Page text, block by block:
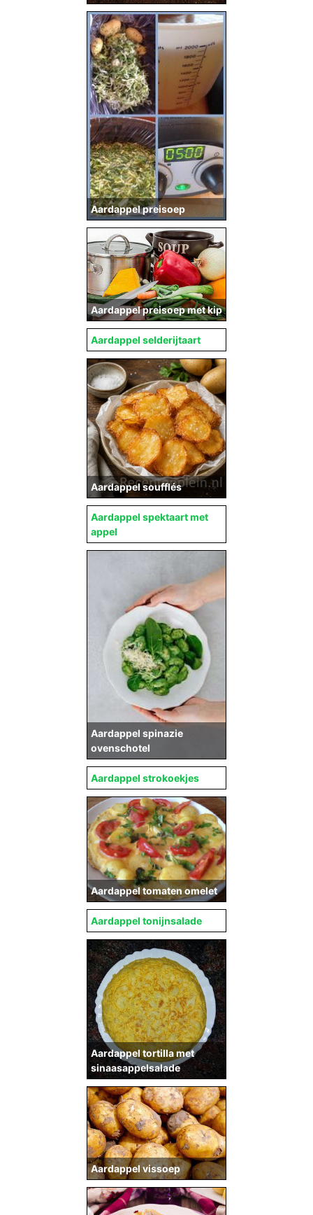
Aardappel preisoep
Aardappel preisoep met kip
Aardappel selderijtaart
Aardappel soufflés
Aardappel spektaart met
appel
Aardappel spinazie
ovenschotel
Aardappel strokoekjes
Aardappel tomaten omelet
Aardappel tonijnsalade
Aardappel tortilla met
sinaasappelsalade
Aardappel vissoep